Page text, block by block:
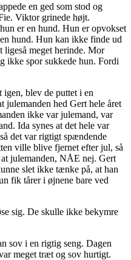
en ged som stod og
Viktor grinede højt.
er en hund. Hun er opvokset
hund. Hun kan ikke finde ud
ligeså meget herinde. Mor
ikke spor sukkede hun. Fordi
blev de puttet i en
julemanden hed Gert hele året
ikke var julemand, var
Ida synes at det hele var
det var rigtigt spændende
ville blive fjernet efter jul, så
julemanden, NÅE nej. Gert
slet ikke tænke på, at han
fik tårer i øjnene bare ved
sig. De skulle ikke bekymre
sov i en rigtig seng. Dagen
meget træt og sov hurtigt.